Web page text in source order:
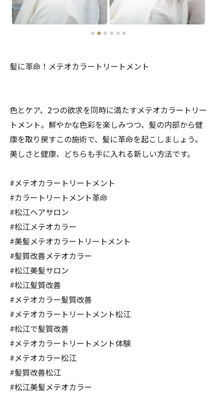
髪に革命！メテオカラートリートメント
色とケア、2つの欲求を同時に満たすメテオカラートリー
トメント。鮮やかな色彩を楽しみつつ、髪の内部から健
康を取り戻すこの施術で、髪に革命を起こしましょう。
美しさと健康、どちらも手に入れる新しい方法です。
#メテオカラートリートメント
#カラートリートメント革命
#松江ヘアサロン
#松江メテオカラー
#美髪メテオカラートリートメント
#髪質改善メテオカラー
#松江美髪サロン
#松江髪質改善
#メテオカラー髪質改善
#メテオカラートリートメント松江
#松江で髪質改善
#メテオカラートリートメント体験
#メテオカラー松江
#髪質改善松江
#松江美髪メテオカラー